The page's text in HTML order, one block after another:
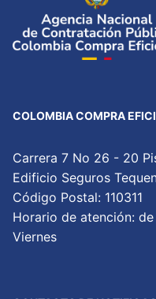
COLOMBIA COMPRA
Carrera 7 No 26 - 20
Edificio Seguros
Código Postal: 110311
Horario de atención:
Viernes